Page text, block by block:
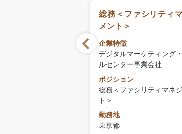
総務＜ファシリティ
メント＞
企業特徴
デジタルマーケティング
ルセンター事業会社
ポジション
総務＜ファシリティマネ
ト＞
勤務地
東京都